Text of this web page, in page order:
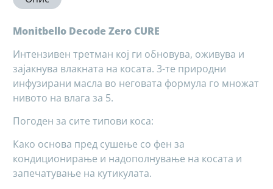
Monitbello Decode Zero CURE
Интензивен третман кој ги обновува, оживува и
зајакнува влакната на косата. 3-те природни
инфузирани масла во неговата формула го множат
нивото на влага за 5.
Погоден за сите типови коса:
Како основа пред сушење со фен за
кондиционирање и надополнување на косата и
запечатување на кутикулата.